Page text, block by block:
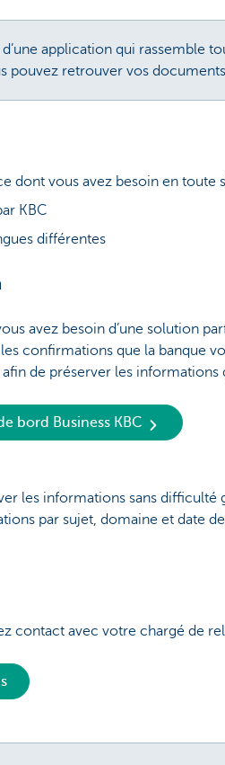
application qui rassemble
pouvez retrouver vos
dont vous avez besoin en toute
KBC
différentes
avez besoin d’une solution
confirmations que la banque
de préserver les informations
bord Business KBC
les informations sans difficulté
par sujet, domaine et date
contact avec votre chargé de